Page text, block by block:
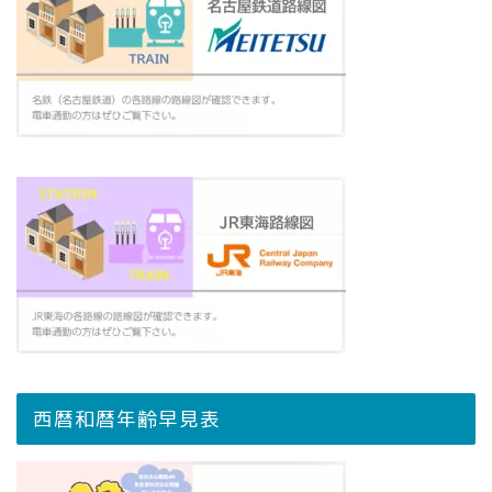
西暦和暦年齢早見表